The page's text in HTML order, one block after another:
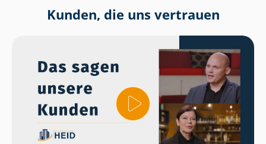
Kunden, die uns vertrauen